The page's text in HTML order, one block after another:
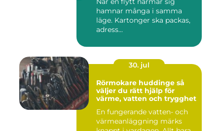
hamnar många i samma
läge. Kartonger ska packas,
adress...
30. jul
Rörmokare huddinge så
väljer du rätt hjälp för
värme, vatten och trygghet
En fungerande vatten- och
värmeanläggning märks